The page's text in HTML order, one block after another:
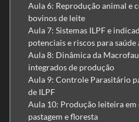
Aula 6: Reprodução animal e
bovinos de leite
Aula 7: Sistemas ILPF e
potenciais e riscos para saúde
Aula 8: Dinâmica da
integrados de produção
Aula 9: Controle Parasitário
de ILPF
Aula 10: Produção leiteira em
pastagem e floresta